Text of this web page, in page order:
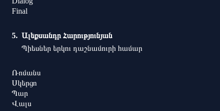
Final
Ալեքսանդր Հարությունյան
Պիեսներ երկու դաշնամուրի համար
Ռոմանս
Սկերցո
Պար
Վալս